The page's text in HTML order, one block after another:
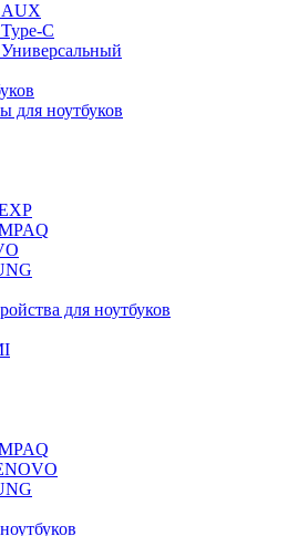
AUX
C
для ноутбуков
для ноутбуков